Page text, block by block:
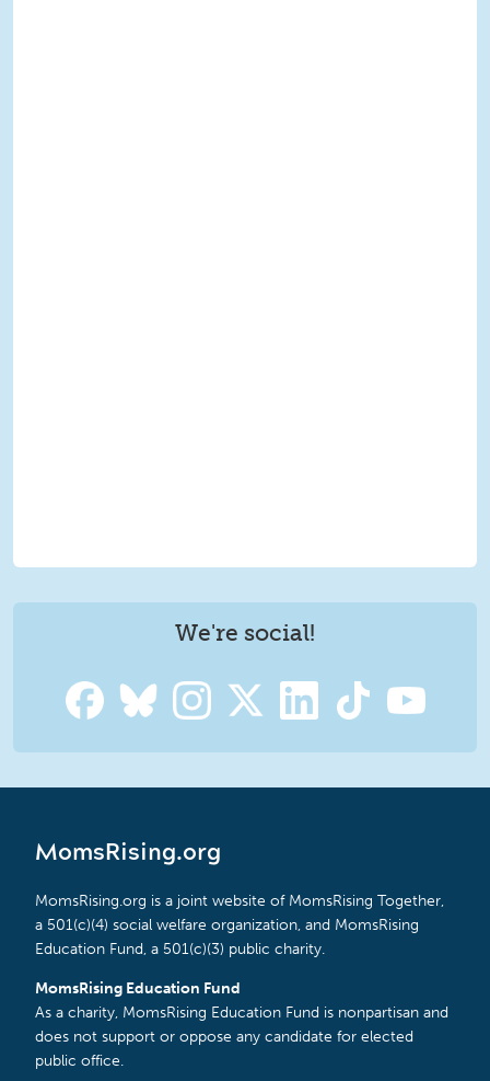
We're social!
MomsRising.org
MomsRising.org is a joint website of MomsRising Together,
a 501(c)(4) social welfare organization, and MomsRising
Education Fund, a 501(c)(3) public charity.
MomsRising Education Fund
As a charity, MomsRising Education Fund is nonpartisan and
does not support or oppose any candidate for elected
public office.